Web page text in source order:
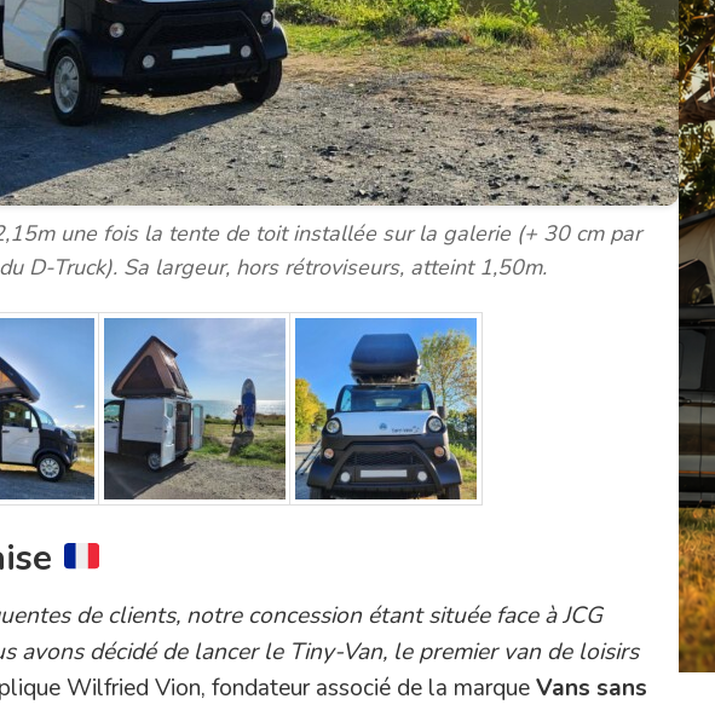
une fois la tente de toit installée sur la galerie (+ 30 cm par
D-Truck). Sa largeur, hors rétroviseurs, atteint 1,50m.
de clients, notre concession étant située face à JCG
avons décidé de lancer le Tiny-Van, le premier van de loisirs
Wilfried Vion, fondateur associé de la marqueVans sans